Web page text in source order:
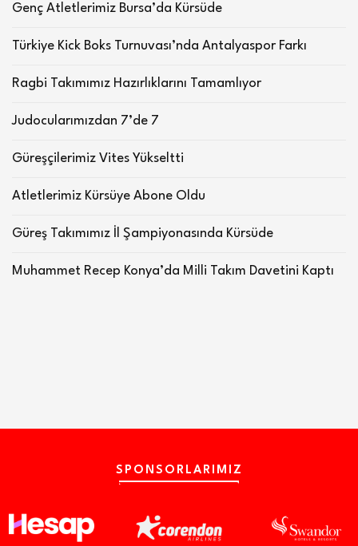
Genç Atletlerimiz Bursa’da Kürsüde
Türkiye Kick Boks Turnuvası’nda Antalyaspor Farkı
Ragbi Takımımız Hazırlıklarını Tamamlıyor
Judocularımızdan 7’de 7
Güreşçilerimiz Vites Yükseltti
Atletlerimiz Kürsüye Abone Oldu
Güreş Takımımız İl Şampiyonasında Kürsüde
Muhammet Recep Konya’da Milli Takım Davetini Kaptı
SPONSORLARIMIZ